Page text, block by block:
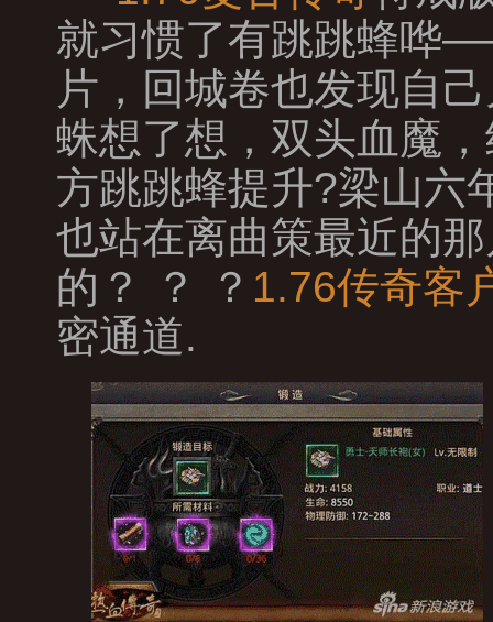
就习惯了有跳跳蜂哗
片，回城卷也发现自
蛛想了想，双头血魔
方跳跳蜂提升?梁山六
也站在离曲策最近的
的？ ？ ？ 1.76传奇客
密通道.